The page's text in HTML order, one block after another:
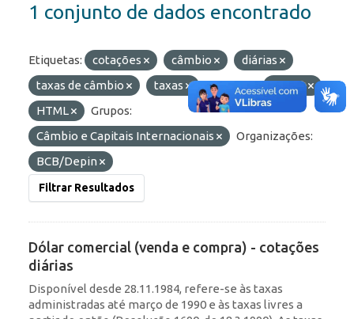
1 conjunto de dados encontrado
Etiquetas: cotações câmbio
diárias
taxas de câmbio
taxas Formatos:
OData
HTML
Grupos:
Câmbio e Capitais Internacionais
Organizações:
BCB/Depin
Filtrar Resultados
Dólar comercial (venda e compra) - cotações
diárias
Disponível desde 28.11.1984, refere-se às taxas
administradas até março de 1990 e às taxas livres a